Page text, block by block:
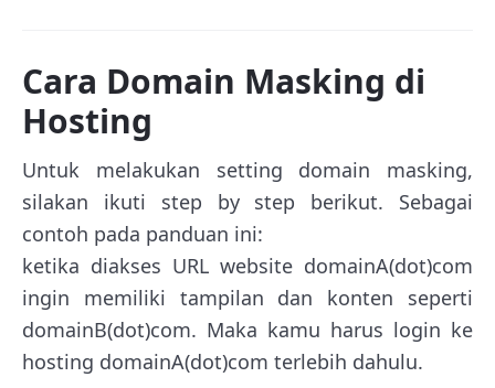
Cara Domain Masking di
Hosting
Untuk melakukan setting domain masking,
silakan ikuti step by step berikut. Sebagai
contoh pada panduan ini:
ketika diakses URL website domainA(dot)com
ingin memiliki tampilan dan konten seperti
domainB(dot)com. Maka kamu harus login ke
hosting domainA(dot)com terlebih dahulu.